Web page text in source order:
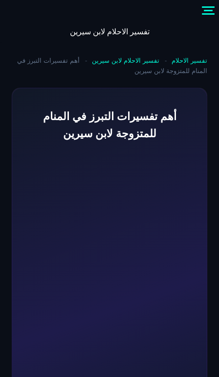
content
تفسير الاحلام لابن سيرين
تفسير الاحلام - تفسير الاحلام لابن سيرين -
أهم تفسيرات التبرز في
المنام للمتزوجة لابن سيرين
أهم تفسيرات التبرز في المنام
للمتزوجة لابن سيرين